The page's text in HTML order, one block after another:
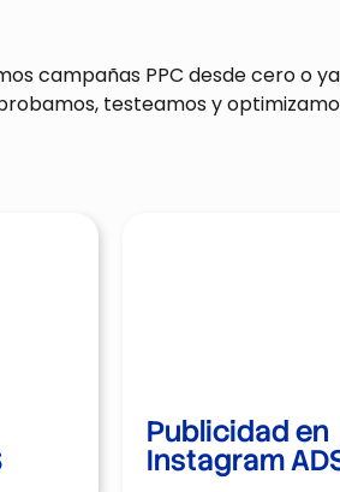
campañas PPC desde cero o
testeamos y
Publicidad en
Instagram
Publicidad en
Instagram